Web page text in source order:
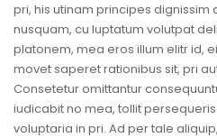
pri, his utinam principes
nusquam, cu luptatum volutpat
platonem, mea eros illum elitr id,
movet saperet rationibus sit, pri
Consetetur omittantur
iudicabit no mea, tollit
voluptaria in pri. Ad per tale